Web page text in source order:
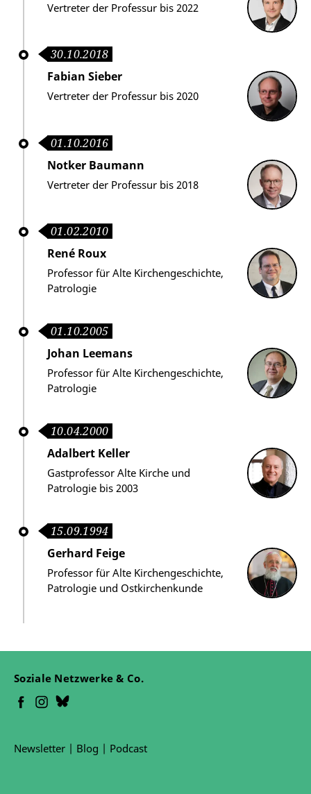
Vertreter der Professur bis 2022
30.10.2018
Fabian Sieber
Vertreter der Professur bis 2020
01.10.2016
Notker Baumann
Vertreter der Professur bis 2018
01.02.2010
René Roux
Professor für Alte Kirchengeschichte,
Patrologie
01.10.2005
Johan Leemans
Professor für Alte Kirchengeschichte,
Patrologie
10.04.2000
Adalbert Keller
Gastprofessor Alte Kirche und
Patrologie bis 2003
15.09.1994
Gerhard Feige
Professor für Alte Kirchengeschichte,
Patrologie und Ostkirchenkunde
Soziale Netzwerke & Co.
Newsletter | Blog | Podcast